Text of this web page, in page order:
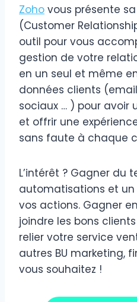
Zoho vous présente
(Customer
outil pour vous
gestion de votre
en un seul et même
données clients
sociaux … ) pour avoir
et offrir une
sans faute à chaque
L’intérêt ? Gagner du
automatisations et
vos actions. Gagner
joindre les bons
relier votre service
autres BU marketing,
vous souhaitez !